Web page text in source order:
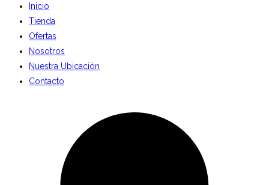
Inicio
Tienda
Ofertas
Nosotros
Nuestra Ubicación
Contacto